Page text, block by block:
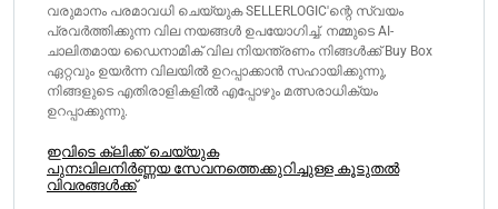
വരുമാനം പരമാവധി ചെയ്യുക SELLERLOGIC'ന്റെ സ്വയം
പ്രവർത്തിക്കുന്ന വില നയങ്ങൾ ഉപയോഗിച്ച്. നമ്മുടെ AI-
ചാലിതമായ ഡൈനാമിക് വില നിയന്ത്രണം നിങ്ങൾക്ക് Buy Box
ഏറ്റവും ഉയർന്ന വിലയിൽ ഉറപ്പാക്കാൻ സഹായിക്കുന്നു,
നിങ്ങളുടെ എതിരാളികളിൽ എപ്പോഴും മത്സരാധിക്യം
ഉറപ്പാക്കുന്നു.
ഇവിടെ ക്ലിക്ക് ചെയ്യുക
പുനഃവിലനിർണ്ണയ സേവനത്തെക്കുറിച്ചുള്ള കൂടുതൽ
വിവരങ്ങൾക്ക്